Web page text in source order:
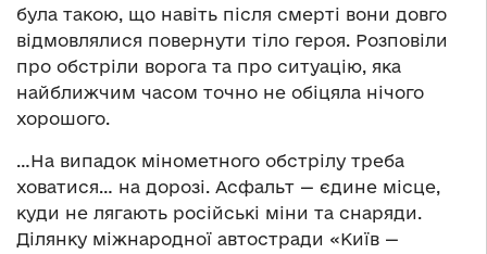
була такою, що навіть після смерті вони довго
відмовлялися повернути тіло героя. Розповіли
про обстріли ворога та про ситуацію, яка
найближчим часом точно не обіцяла нічого
хорошого.
…На випадок мінометного обстрілу треба
ховатися… на дорозі. Асфальт — єдине місце,
куди не лягають російські міни та снаряди.
Ділянку міжнародної автостради «Київ —